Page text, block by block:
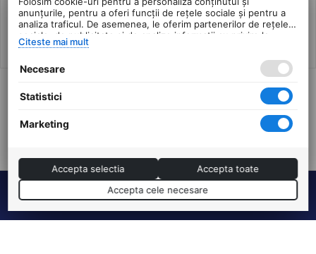
PRP:112 00 Lei PRP:120 00 Lei
Termeni si conditii
anunțurile, pentru a oferi funcții de rețele sociale și pentru a
analiza traficul. De asemenea, le oferim partenerilor de rețele
sociale, de publicitate și de analize informații cu privire la
modul în care folosiți site-ul nostru. Aceștia le pot combina cu
serviciilor lor.
Citeste mai mult
Necesare
Statistici
Marketing
Accepta cele necesare
Accepta selectia Accepta toate